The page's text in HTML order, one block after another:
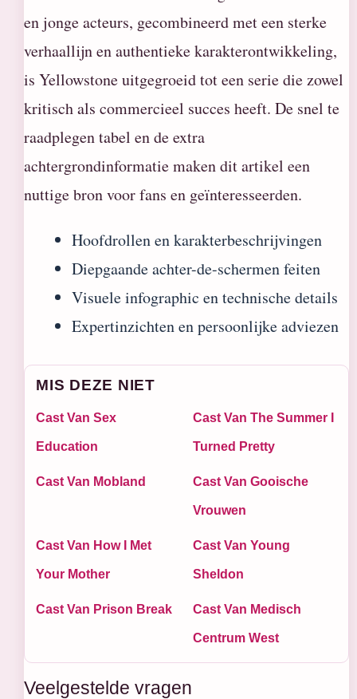
en jonge acteurs, gecombineerd met een sterke
verhaallijn en authentieke karakterontwikkeling,
is Yellowstone uitgegroeid tot een serie die zowel
kritisch als commercieel succes heeft. De snel te
raadplegen tabel en de extra
achtergrondinformatie maken dit artikel een
nuttige bron voor fans en geïnteresseerden.
Hoofdrollen en karakterbeschrijvingen
Diepgaande achter-de-schermen feiten
Visuele infographic en technische details
Expertinzichten en persoonlijke adviezen
MIS DEZE NIET
Cast Van Sex
Education
Cast Van The Summer I
Turned Pretty
Cast Van Mobland Cast Van Gooische
Vrouwen
Cast Van How I Met
Your Mother
Cast Van Young
Sheldon
Cast Van Prison Break Cast Van Medisch
Centrum West
Veelgestelde vragen